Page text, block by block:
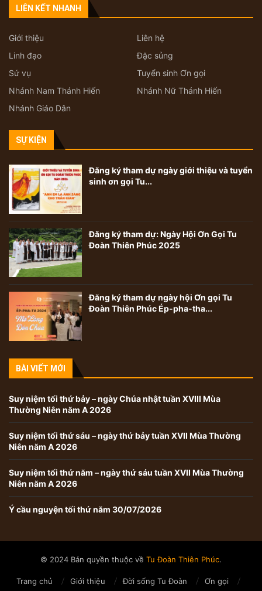
LIÊN KẾT NHANH
Giới thiệu
Liên hệ
Linh đạo
Đặc sủng
Sứ vụ
Tuyển sinh Ơn gọi
Nhánh Nam Thánh Hiến
Nhánh Nữ Thánh Hiến
Nhánh Giáo Dân
SỰ KIỆN
Đăng ký tham dự ngày giới thiệu và tuyển
sinh ơn gọi Tu...
Đăng ký tham dự: Ngày Hội Ơn Gọi Tu
Đoàn Thiên Phúc 2025
Đăng ký tham dự ngày hội Ơn gọi Tu
Đoàn Thiên Phúc Ép-pha-tha...
BÀI VIẾT MỚI
Suy niệm tối thứ bảy – ngày Chúa nhật tuần XVIII Mùa
Thường Niên năm A 2026
Suy niệm tối thứ sáu – ngày thứ bảy tuần XVII Mùa Thường
Niên năm A 2026
Suy niệm tối thứ năm – ngày thứ sáu tuần XVII Mùa Thường
Niên năm A 2026
Ý cầu nguyện tối thứ năm 30/07/2026
© 2024 Bản quyền thuộc về Tu Đoàn Thiên Phúc.
Trang chủ Giới thiệu Đời sống Tu Đoàn
Ơn gọi